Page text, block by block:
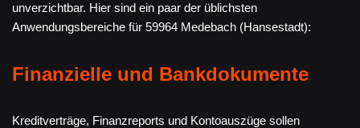
unverzichtbar. Hier sind ein paar der üblichsten
Anwendungsbereiche für 59964 Medebach (Hansestadt):
Finanzielle und Bankdokumente
Kreditverträge, Finanzreports und Kontoauszüge sollen